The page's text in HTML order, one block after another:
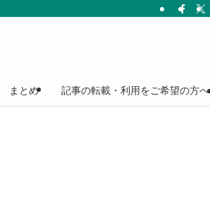
まとめ 記事の転載・利用をご希望の方へ